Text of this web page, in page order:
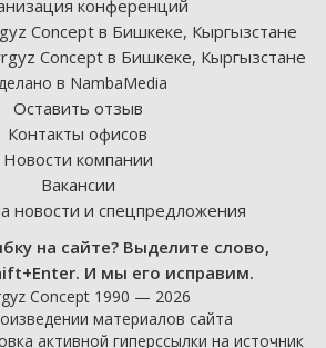
конференций
Concept в Бишкеке, Кыргызстане
Concept в Бишкеке, Кыргызстане
в NambaMedia
Оставить отзыв
Контакты офисов
Новости компании
Вакансии
новости и спецпредложения
на сайте? Выделите слово,
И мы его исправим.
Concept 1990 — 2026
материалов сайта
активной гиперссылки на источник